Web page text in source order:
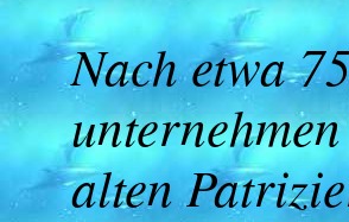
Nach etwa
alten